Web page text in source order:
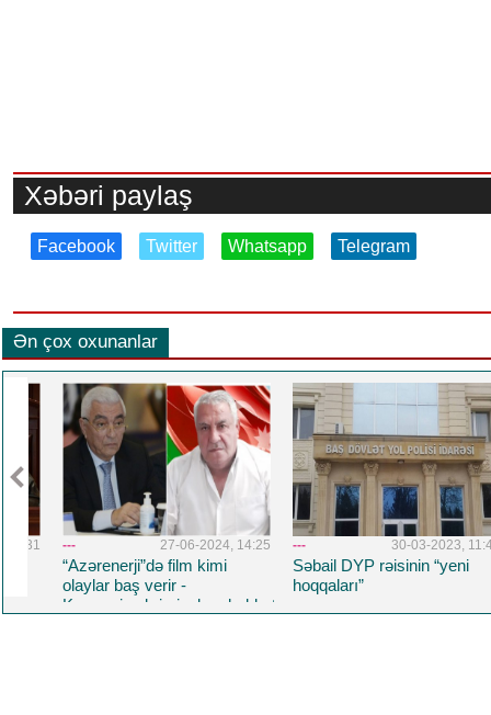
Xəbəri paylaş
Facebook Twitter Whatsapp Telegram
Ən çox oxunanlar
27-06-2024, 14:25
“Azərenerji”də film kimi
olaylar baş verir -
Korrupsiya,kriminal,məhəbbət
30-03-2023, 11:41
Səbail DYP rəisinin “yeni
hoqqaları”